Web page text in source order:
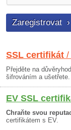
SSL certifikát /
Přejděte na
šifrováním a ušetřete.
EV SSL
Chraňte svou
certifikátem s EV.